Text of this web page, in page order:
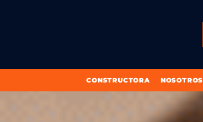
CONSTRUCTORA NOSOTROS